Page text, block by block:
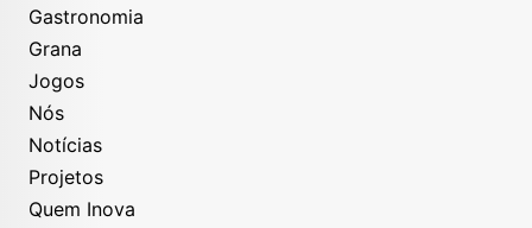
Gastronomia
Grana
Jogos
Nós
Notícias
Projetos
Quem Inova